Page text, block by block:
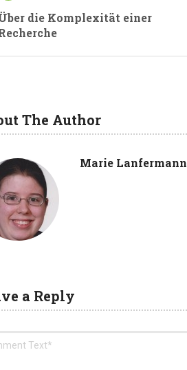
die Komplexität einer
The Author
Marie Lanfermann
a Reply